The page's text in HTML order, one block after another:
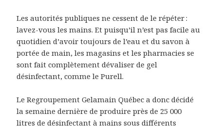
Les autorités publiques ne cessent de le répéter :
lavez-vous les mains. Et puisqu’il n’est pas facile au
quotidien d’avoir toujours de l’eau et du savon à
portée de main, les magasins et les pharmacies se
sont fait complètement dévaliser de gel
désinfectant, comme le Purell.
Le Regroupement Gelamain Québec a donc décidé
la semaine dernière de produire près de 25 000
litres de désinfectant à mains sous différents